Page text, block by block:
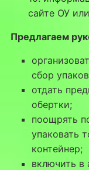
сайте ОУ
Предлагаем
сбор
отдать
обертки;
поощрять
упаковать
контейнер;
включить в